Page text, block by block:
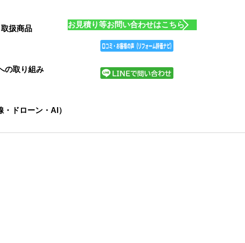
取扱商品
の取り組み
ドローン・AI）
お見積り等お問い合わせはこちら